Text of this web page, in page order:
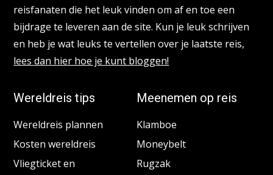
reisfanaten die het leuk vinden om af en toe een
bijdrage te leveren aan de site. Kun je leuk schrijven
en heb je wat leuks te vertellen over je laatste reis,
lees dan hier hoe je kunt bloggen!
Wereldreis tips
Wereldreis plannen
Kosten wereldreis
Vliegticket en
Meenemen op reis
Klamboe
Moneybelt
Rugzak